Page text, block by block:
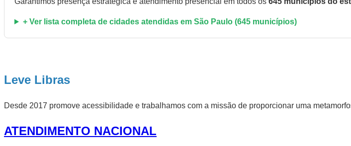
+ Ver lista completa de cidades atendidas em São Paulo (645 municípios)
Leve Libras
Desde 2017 promove acessibilidade e trabalhamos com a missão de proporcionar uma
ATENDIMENTO NACIONAL